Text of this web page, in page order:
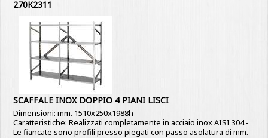
270K2311
SCAFFALE INOX DOPPIO 4 PIANI LISCI
Dimensioni: mm. 1510x250x1988h
Caratteristiche: Realizzati completamente in acciaio inox AISI 304 -
Le fiancate sono profili presso piegati con passo asolatura di mm.